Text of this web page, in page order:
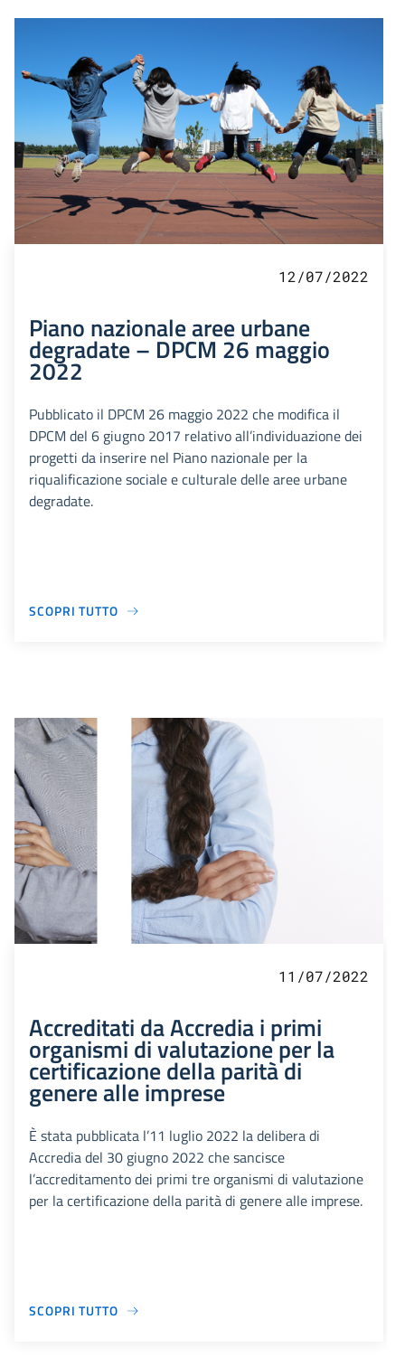
12/07/2022
Piano nazionale aree urbane
degradate – DPCM 26 maggio
2022
Pubblicato il DPCM 26 maggio 2022 che modifica il
DPCM del 6 giugno 2017 relativo all’individuazione dei
progetti da inserire nel Piano nazionale per la
riqualificazione sociale e culturale delle aree urbane
degradate.
SCOPRI TUTTO
11/07/2022
Accreditati da Accredia i primi
organismi di valutazione per la
certificazione della parità di
genere alle imprese
È stata pubblicata l’11 luglio 2022 la delibera di
Accredia del 30 giugno 2022 che sancisce
l’accreditamento dei primi tre organismi di valutazione
per la certificazione della parità di genere alle imprese.
SCOPRI TUTTO